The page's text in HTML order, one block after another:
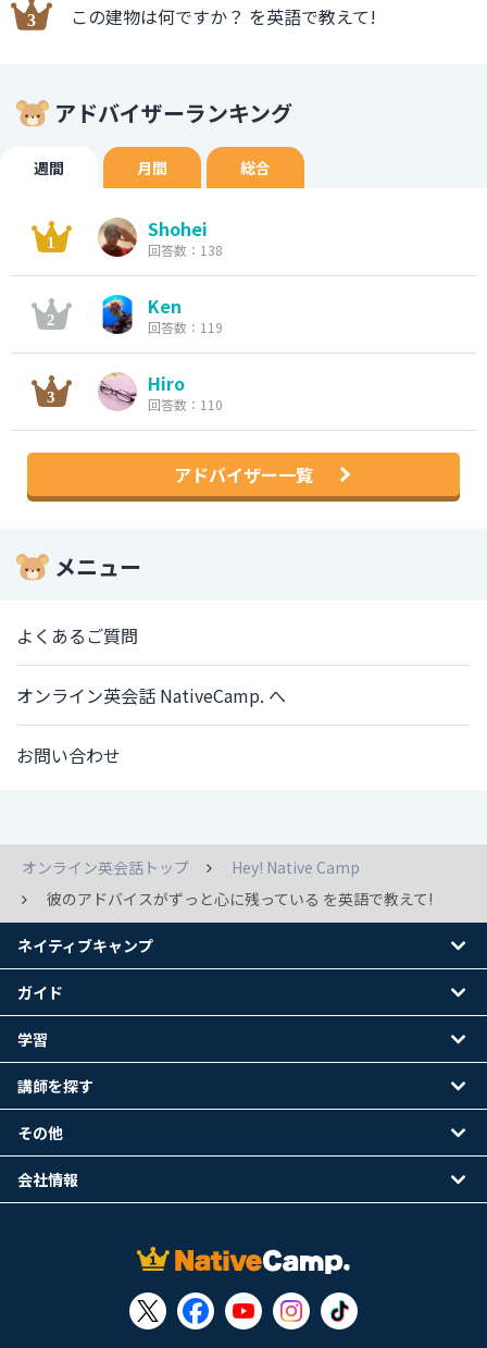
この建物は何ですか？ を英語で教えて!
アドバイザーランキング
週間 月間 総合
Shohei
回答数：138
Ken
回答数：119
Hiro
回答数：110
アドバイザー一覧
メニュー
よくあるご質問
オンライン英会話 NativeCamp. へ
お問い合わせ
オンライン英会話トップ
Hey! Native Camp
彼のアドバイスがずっと心に残っている を英語で教えて!
ネイティブキャンプ
ガイド
学習
講師を探す
その他
会社情報